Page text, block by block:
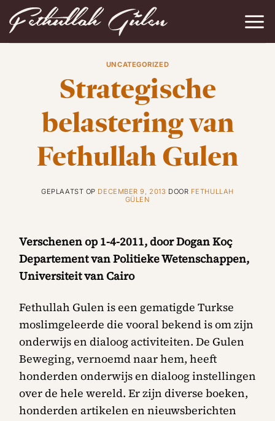
naar
inhoud
UNCATEGORIZED
Strategische
belastering van
Fethullah Gulen
GEPLAATST OP DECEMBER 9, 2013 DOOR FETHULLAH
GÜLEN
Verschenen op 1-4-2011, door Dogan Koç
Departement van Politieke Wetenschappen,
Universiteit van Cairo
Fethullah Gulen is een gematigde Turkse
moslimgeleerde die vooral bekend is om zijn
onderwijs en dialoog activiteiten. De Gulen
Beweging, vernoemd naar hem, heeft
honderden onderwijs en dialoog instellingen
over de hele wereld. Er zijn diverse boeken,
honderden artikelen en nieuwsberichten